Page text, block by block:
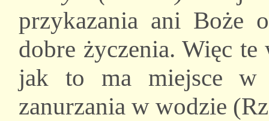
przykazania ani Boże
dobre życzenia. Więc te
jak to ma miejsce w
zanurzania w wodzie